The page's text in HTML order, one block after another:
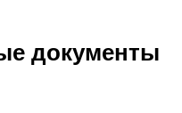
документы